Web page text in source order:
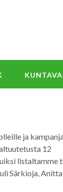
ja
12
listaltamme
Särkioja,